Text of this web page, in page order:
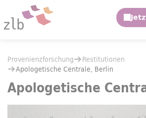
Zum Hauptinhalt springen
Zur Suche springen
Restitutionen
Apologetische Centrale, Berlin
Sie befinden sich hier:
Provenienzforschung
Restitutionen
Apologetische Centrale, Berlin
Apologetische